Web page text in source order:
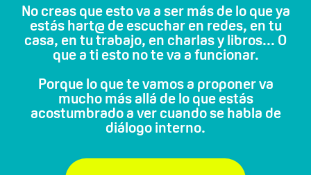
No creas que esto va a ser más de lo que ya
estás hart@ de escuchar en redes, en tu
casa, en tu trabajo, en charlas y libros... O
que a ti esto no te va a funcionar.
Porque lo que te vamos a proponer va
mucho más allá de lo que estás
acostumbrado a ver cuando se habla de
diálogo interno.